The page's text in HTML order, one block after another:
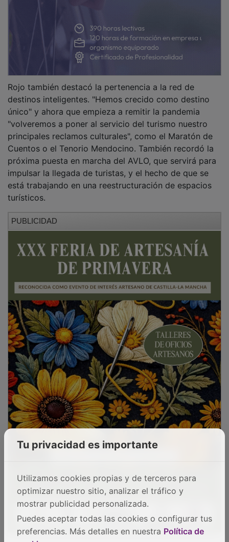
destinos inteligentes. "Hemos crecido como destino
único" y ahora que empieza a remitir la pandemia
"volveremos a poner al servicio del turismo nuestro
principales reclamos culturales", como el Maratón de
Cuentos o el Tenorio Mendocino. También recordó la
próxima puesta en marcha del AVLO, que servirá para
impulsar la llegada de turistas, y el hecho de que se
está trabajando en una reestructuración de espacios
turísticos.
Tu privacidad es importante
Utilizamos cookies propias y de terceros para
optimizar nuestro sitio, analizar el tráfico y
mostrar publicidad personalizada.
Puedes aceptar todas las cookies o configurar tus
preferencias. Más detalles en nuestra Política de